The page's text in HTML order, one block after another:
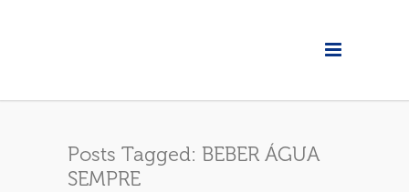
Posts Tagged: BEBER ÁGUA
SEMPRE